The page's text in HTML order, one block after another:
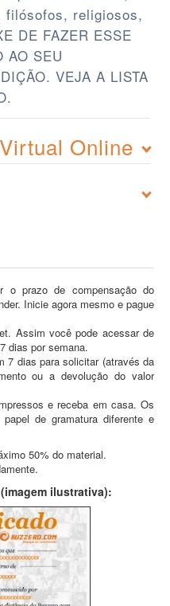
filósofos, religiosos,
DE FAZER ESSE
AO SEU
VEJA A LISTA
Online
o prazo de compensação do
Inicie agora mesmo e pague
Assim você pode acessar de
dias por semana.
7 dias para solicitar (através da
ou a devolução do valor
e receba em casa. Os
de gramatura diferente e
50% do material.
ilustrativa):